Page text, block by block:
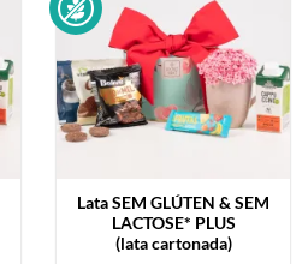
LataSEM GLÚTEN & SEM
LACTOSE* PLUS
(lata cartonada)